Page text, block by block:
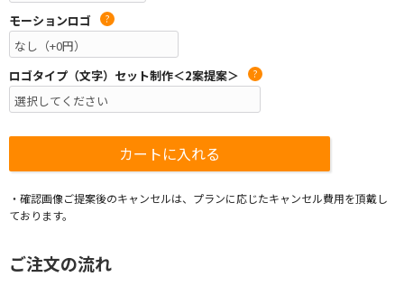
モーションロゴ ?
ロゴタイプ（文字）セット制作＜2案提案＞ ?
・確認画像ご提案後のキャンセルは、プランに応じたキャンセル費用を頂戴し
ております。
ご注文の流れ